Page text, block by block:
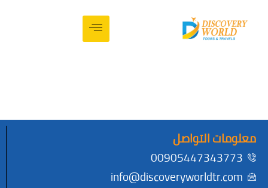
التواصل